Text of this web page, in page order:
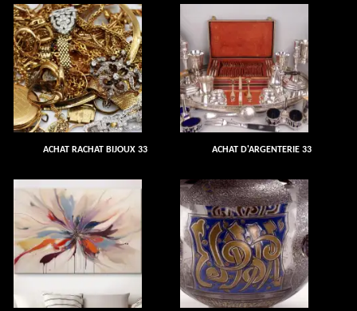
ACHAT RACHAT BIJOUX 33 ACHAT D'ARGENTERIE 33